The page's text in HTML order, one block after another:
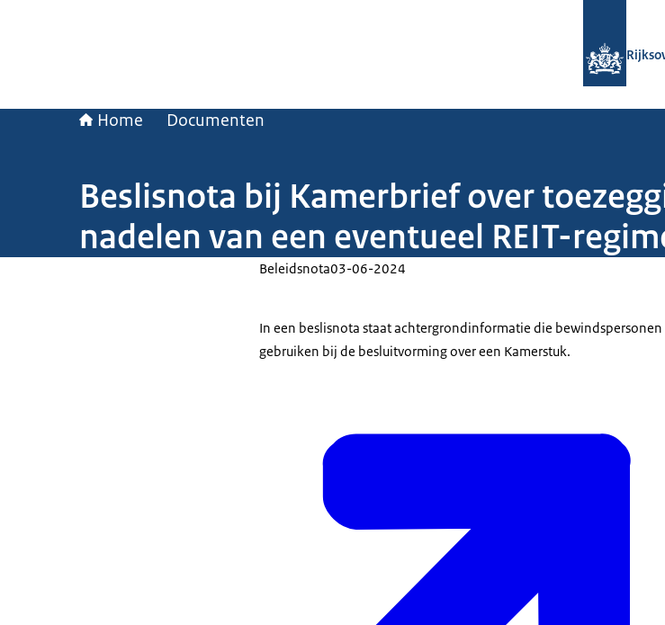
Home Documenten
Beslisnota bij Kamerbrief over
nadelen van een eventueel REIT-
Beleidsnota03-06-2024
In een beslisnota staat achtergrondinformatie die bewindspersonen
gebruiken bij de besluitvorming over een Kamerstuk.